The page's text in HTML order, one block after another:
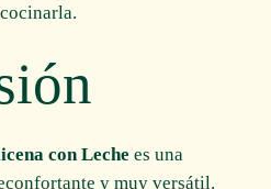
con Leche es una
y muy versátil.